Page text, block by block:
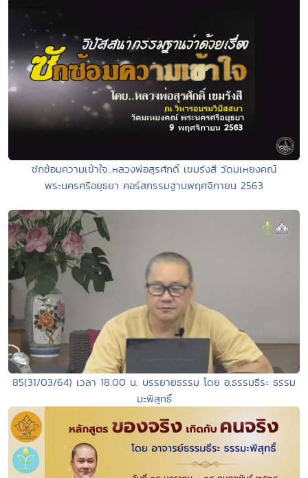
ซักซ้อมความเข้าใจ..หลวงพ่อสุรศักดิ์ เขมรังสี วัดมเหยงคณ์
พระนครศรีอยุธยา คอร์สกรรมฐานพฤศจิกายน 2563
85(31/03/64) เวลา 18.00 น. บรรยายธรรม โดย อ.ธรรมธีระ ธรรม
มะพิสุทธิ์